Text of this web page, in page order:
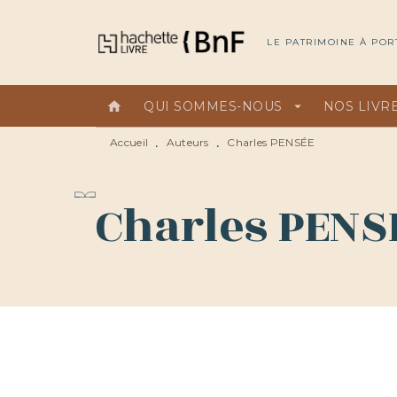
MENU RECHERCHE
LE PATRIMOINE À
home QUI SOMMES-NOUS arrow_drop_down NOS
Accueil • Auteurs • Charles PENSÉE
Charles